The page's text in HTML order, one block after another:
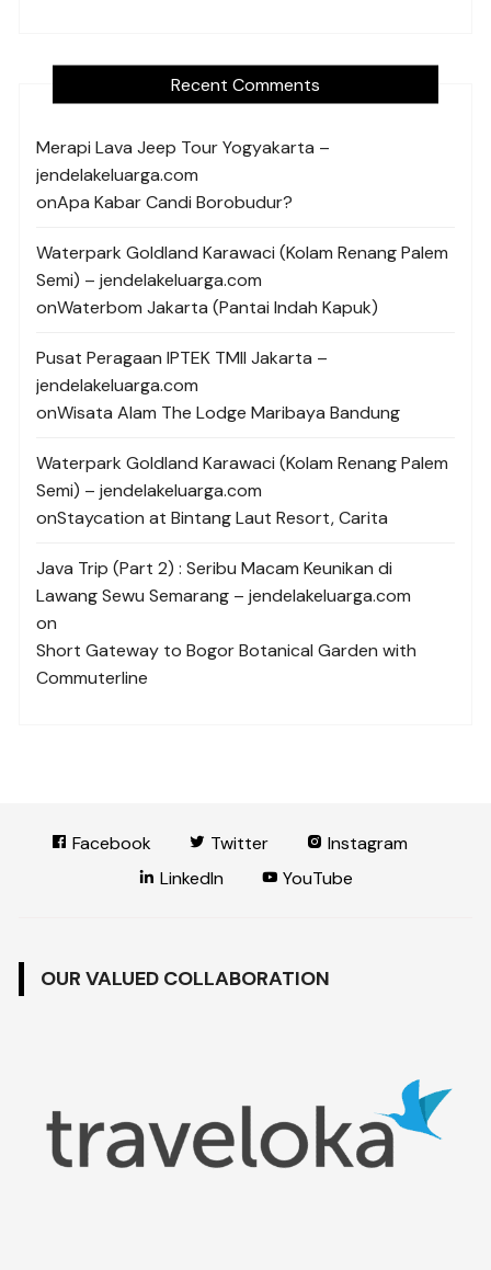
Recent Comments
Merapi Lava Jeep Tour Yogyakarta –
jendelakeluarga.com
onApa Kabar Candi Borobudur?
Waterpark Goldland Karawaci (Kolam Renang Palem
Semi) – jendelakeluarga.com
onWaterbom Jakarta (Pantai Indah Kapuk)
Pusat Peragaan IPTEK TMII Jakarta –
jendelakeluarga.com
onWisata Alam The Lodge Maribaya Bandung
Waterpark Goldland Karawaci (Kolam Renang Palem
Semi) – jendelakeluarga.com
onStaycation at Bintang Laut Resort, Carita
Java Trip (Part 2) : Seribu Macam Keunikan di
Lawang Sewu Semarang – jendelakeluarga.com
on
Short Gateway to Bogor Botanical Garden with
Commuterline
Facebook Twitter
Instagram
LinkedIn
YouTube
OUR VALUED COLLABORATION